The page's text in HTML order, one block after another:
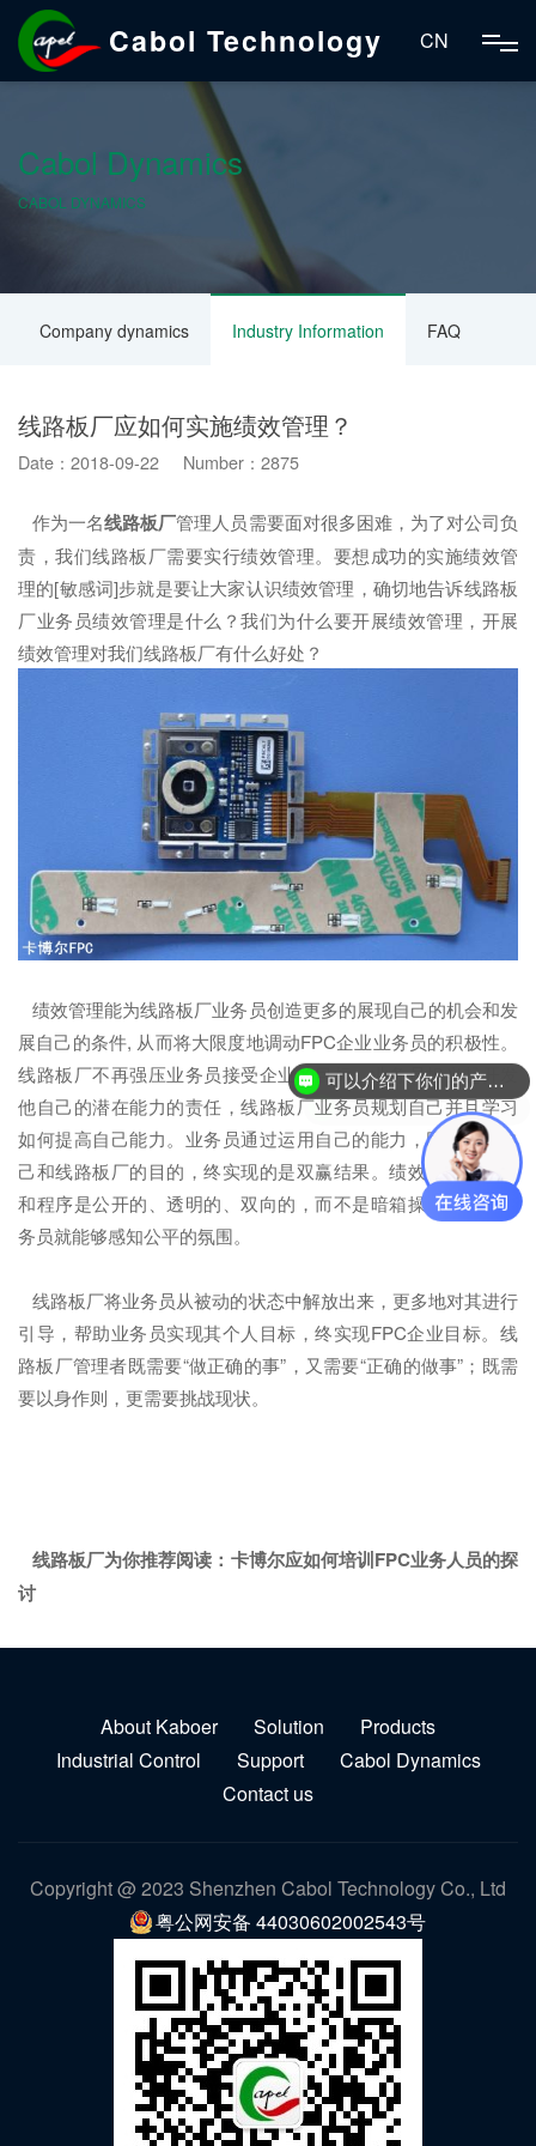
Cabol Technology CN
Cabol Dynamics
CABOL DYNAMICS
Company dynamics Industry Information FAQ
线路板厂应如何实施绩效管理？
Date：2018-09-22 Number：2875
作为一名线路板厂管理人员需要面对很多困难，为了对公司负
责，我们线路板厂需要实行绩效管理。要想成功的实施绩效管
理的[敏感词]步就是要让大家认识绩效管理，确切地告诉线路板
厂业务员绩效管理是什么？我们为什么要开展绩效管理，开展
绩效管理对我们线路板厂有什么好处？
绩效管理能为线路板厂业务员创造更多的展现自己的机会和发
展自己的条件, 从而将大限度地调动FPC企业业务员的积极性。
线路板厂不再强压业务员接受企业的目标，业务员担当起开发
他自己的潜在能力的责任，线路板厂业务员规划自己并且学习
如何提高自己能力。业务员通过运用自己的能力，同时达到自
己和线路板厂的目的，终实现的是双赢结果。绩效管理的内容
和程序是公开的、透明的、双向的，而不是暗箱操作，这样业
务员就能够感知公平的氛围。
线路板厂将业务员从被动的状态中解放出来，更多地对其进行
引导，帮助业务员实现其个人目标，终实现FPC企业目标。线
路板厂管理者既需要“做正确的事”，又需要“正确的做事”；既需
要以身作则，更需要挑战现状。
线路板厂为你推荐阅读： 卡博尔应如何培训FPC业务人员的探
讨
About Kaboer Solution
Products
Industrial Control
Support
Cabol Dynamics
Contact us
Copyright @ 2023 Shenzhen Cabol Technology Co., Ltd
粤公网安备 44030602002543号
可以介绍下你们的产品么？
你们是怎么收费的呢？